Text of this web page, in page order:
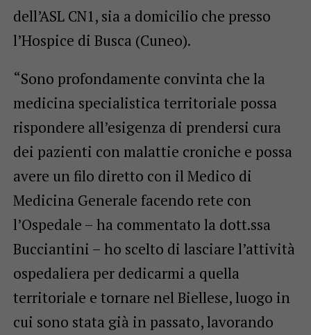
dell’ASL CN1, sia a domicilio che presso
l’Hospice di Busca (Cuneo).
“Sono profondamente convinta che la
medicina specialistica territoriale possa
rispondere all’esigenza di prendersi cura
dei pazienti con malattie croniche e possa
avere un filo diretto con il Medico di
Medicina Generale facendo rete con
l’Ospedale – ha commentato la dott.ssa
Bucciantini – ho scelto di lasciare l’attività
ospedaliera per dedicarmi a quella
territoriale e tornare nel Biellese, luogo in
cui sono stata già in passato, lavorando